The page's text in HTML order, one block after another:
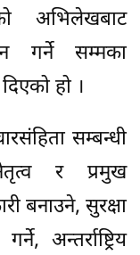
अभिलेखबाट
गर्ने सम्मका
हो ।
सम्बन्धी
र प्रमुख
बनाउने, सुरक्षा
अन्तर्राष्ट्रिय